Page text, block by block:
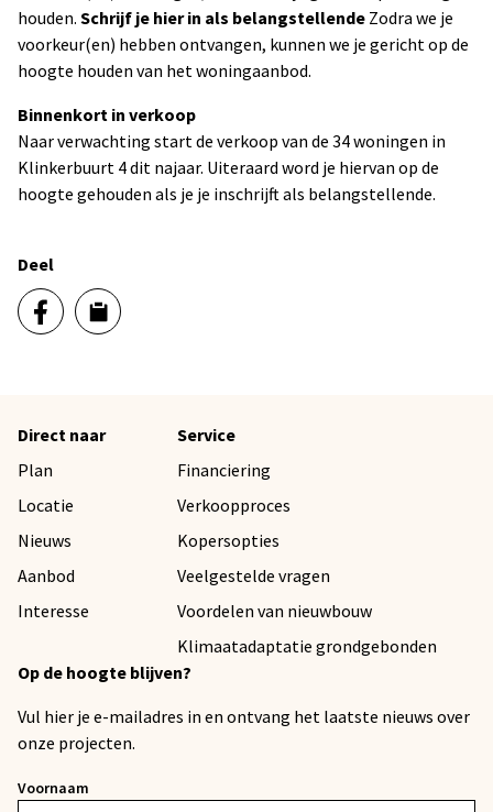
houden. Schrijf je hier in als belangstellende Zodra we je
voorkeur(en) hebben ontvangen, kunnen we je gericht op de
hoogte houden van het woningaanbod.
Binnenkort in verkoop
Naar verwachting start de verkoop van de 34 woningen in
Klinkerbuurt 4 dit najaar. Uiteraard word je hiervan op de
hoogte gehouden als je je inschrijft als belangstellende.
Deel
Direct naar
Plan
Locatie
Nieuws
Aanbod
Interesse
Service
Financiering
Verkoopproces
Kopersopties
Veelgestelde vragen
Voordelen van nieuwbouw
Klimaatadaptatie grondgebonden
Op de hoogte blijven?
Vul hier je e-mailadres in en ontvang het laatste nieuws over
onze projecten.
Voornaam